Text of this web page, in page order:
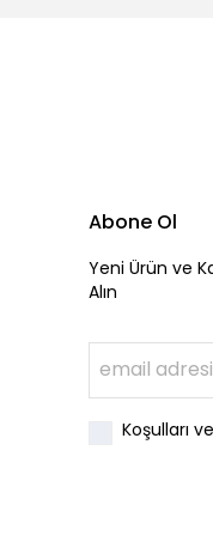
Abone Ol
Yeni Ürün ve
Alın
Koşulları